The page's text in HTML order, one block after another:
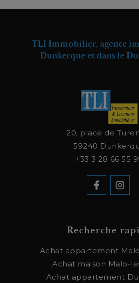
TLI Immobilier, agence
Dunkerque et dans le
20, place de
59240
+33 3 28 66 55
Recherche
Achat appartement
Achat maison Malo-
Achat appartement